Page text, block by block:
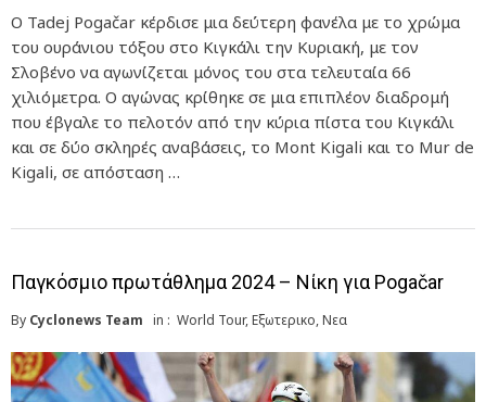
Ο Tadej Pogačar κέρδισε μια δεύτερη φανέλα με το χρώμα
του ουράνιου τόξου στο Κιγκάλι την Κυριακή, με τον
Σλοβένο να αγωνίζεται μόνος του στα τελευταία 66
χιλιόμετρα. Ο αγώνας κρίθηκε σε μια επιπλέον διαδρομή
που έβγαλε το πελοτόν από την κύρια πίστα του Κιγκάλι
και σε δύο σκληρές αναβάσεις, το Mont Kigali και το Mur de
Kigali, σε απόσταση …
Παγκόσμιο πρωτάθλημα 2024 – Νίκη για Pogačar
By Cyclonews Team in : World Tour,Εξωτερικο,Νεα